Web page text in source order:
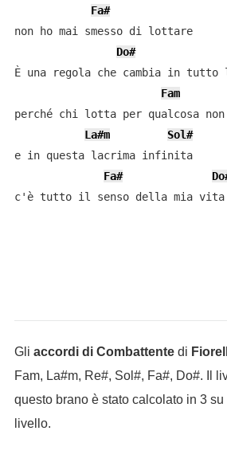
Fa#
non ho mai smesso di lottare
Do#
È una regola che cambia in tutto
Fam
perché chi lotta per qualcosa
La#m
Sol#
e in questa lacrima infinita
Fa#
c'è tutto il senso della mia vita
Gli accordi di Combattentedi
Fam, La#m, Re#, Sol#, Fa#, Do#. Il
questo brano è stato calcolato in 3
livello.